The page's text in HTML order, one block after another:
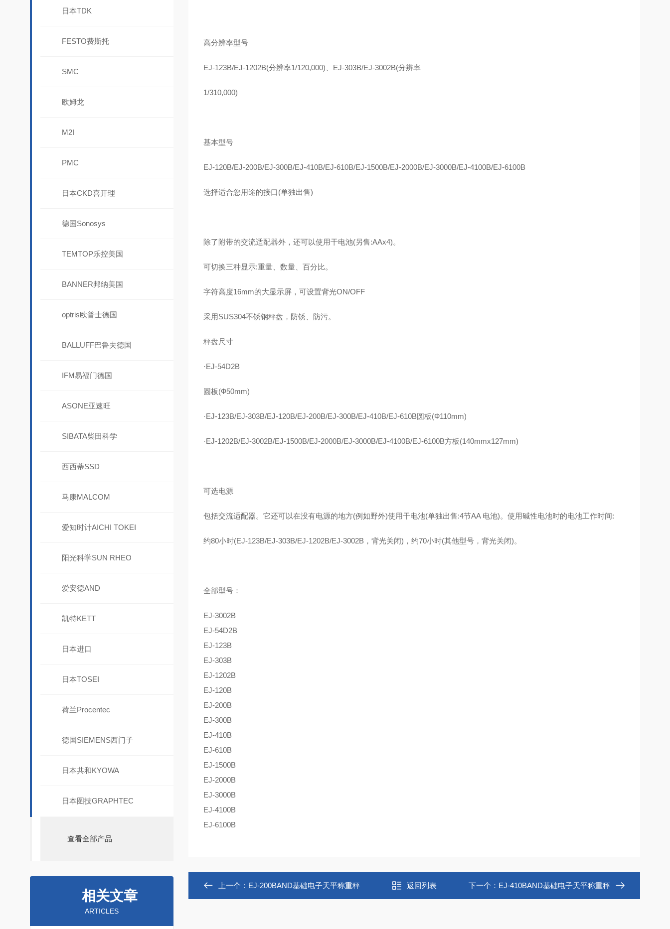
日本TDK
FESTO费斯托
SMC
欧姆龙
M2I
PMC
日本CKD喜开理
德国Sonosys
TEMTOP乐控美国
BANNER邦纳美国
optris欧普士德国
BALLUFF巴鲁夫德国
IFM易福门德国
ASONE亚速旺
SIBATA柴田科学
西西蒂SSD
马康MALCOM
爱知时计AICHI TOKEI
阳光科学SUN RHEO
爱安德AND
凯特KETT
日本进口
日本TOSEI
荷兰Procentec
德国SIEMENS西门子
日本共和KYOWA
日本图技GRAPHTEC
查看全部产品
相关文章
ARTICLES
高分辨率型号
EJ-123B/EJ-1202B(分辨率1/120,000)、EJ-303B/EJ-3002B(分辨率
1/310,000)
基本型号
EJ-120B/EJ-200B/EJ-300B/EJ-410B/EJ-610B/EJ-1500B/EJ-2000B/EJ-3000B/EJ-4100B/EJ-6100B
选择适合您用途的接口(单独出售)
除了附带的交流适配器外，还可以使用干电池(另售:AAx4)。
可切换三种显示:重量、数量、百分比。
字符高度16mm的大显示屏，可设置背光ON/OFF
采用SUS304不锈钢秤盘，防锈、防污。
秤盘尺寸
·EJ-54D2B
圆板(Ф50mm)
·EJ-123B/EJ-303B/EJ-120B/EJ-200B/EJ-300B/EJ-410B/EJ-610B圆板(Ф110mm)
·EJ-1202B/EJ-3002B/EJ-1500B/EJ-2000B/EJ-3000B/EJ-4100B/EJ-6100B方板(140mmx127mm)
可选电源
包括交流适配器。它还可以在没有电源的地方(例如野外)使用干电池(单独出售:4节AA 电池)。使用碱性电池时的电池工作时间:
约80小时(EJ-123B/EJ-303B/EJ-1202B/EJ-3002B，背光关闭)，约70小时(其他型号，背光关闭)。
全部型号：
EJ-3002B
EJ-54D2B
EJ-123B
EJ-303B
EJ-1202B
EJ-120B
EJ-200B
EJ-300B
EJ-410B
EJ-610B
EJ-1500B
EJ-2000B
EJ-3000B
EJ-4100B
EJ-6100B
上一个： EJ-200BAND基础电子天平称重秤 返回列表 下一个： EJ-410BAND基础电子天平称重秤